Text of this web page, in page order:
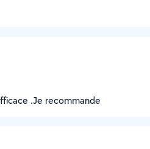
.Je recommande